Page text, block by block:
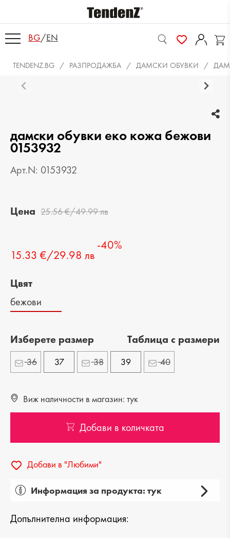
BG/EN
TENDENZ.BG РАЗПРОДАЖБА ДАМСКИ ОБУВКИ
дамски обувки еко кожа бежови
0153932
Арт.N: 0153932
Цена 25.56 €/49.99 лв
15.33 €/29.98 лв
-40%
Цвят
бежови
Изберете размер Tаблица с размери
36 37 38 39 40
Виж наличности в магазин: тук
Добави в количката
Добави в "Любими"
Информация за продукта: тук
Вид на продукта: ежедневни
Допълнителна информация: